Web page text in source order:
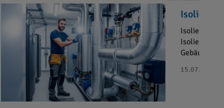
Isolier-
Isolier-
15.07.2025 -